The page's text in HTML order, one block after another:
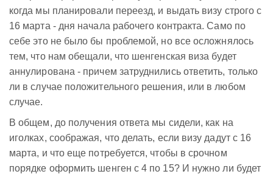
когда мы планировали переезд, и выдать визу строго с
16 марта - дня начала рабочего контракта. Само по
себе это не было бы проблемой, но все осложнялось
тем, что нам обещали, что шенгенская виза будет
аннулирована - причем затруднились ответить, только
ли в случае положительного решения, или в любом
случае.
В общем, до получения ответа мы сидели, как на
иголках, соображая, что делать, если визу дадут с 16
марта, и что еще потребуется, чтобы в срочном
порядке оформить шенген с 4 по 15? И нужно ли будет